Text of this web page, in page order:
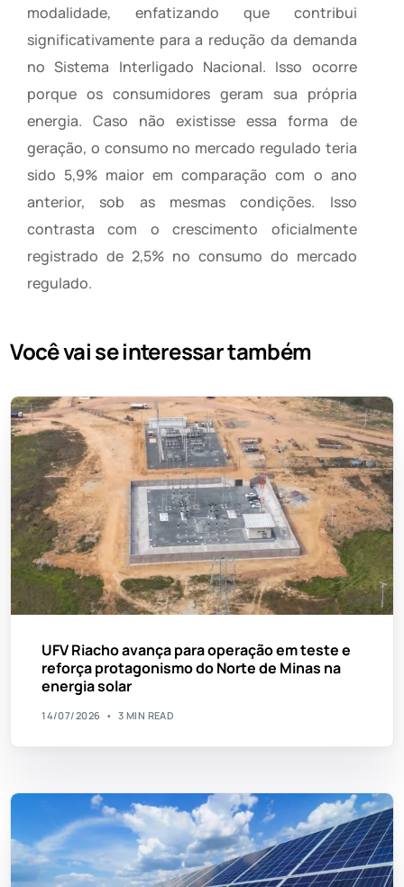
modalidade, enfatizando que contribui
significativamente para a redução da demanda
no Sistema Interligado Nacional. Isso ocorre
porque os consumidores geram sua própria
energia. Caso não existisse essa forma de
geração, o consumo no mercado regulado teria
sido 5,9% maior em comparação com o ano
anterior, sob as mesmas condições. Isso
contrasta com o crescimento oficialmente
registrado de 2,5% no consumo do mercado
regulado.
Você vai se interessar também
UFV Riacho avança para operação em teste e
reforça protagonismo do Norte de Minas na
energia solar
14/07/2026 3 MIN READ